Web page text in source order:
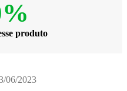
produto
06/2023